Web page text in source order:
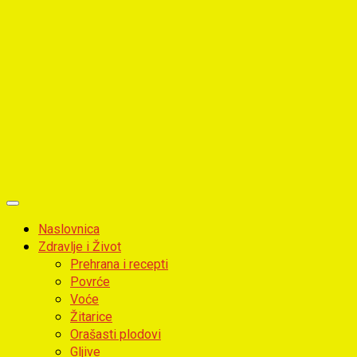
Primary
MenuNaslovnica
Zdravlje i Život
Prehrana i recepti
Povrće
Voće
Žitarice
Orašasti plodovi
Gljive